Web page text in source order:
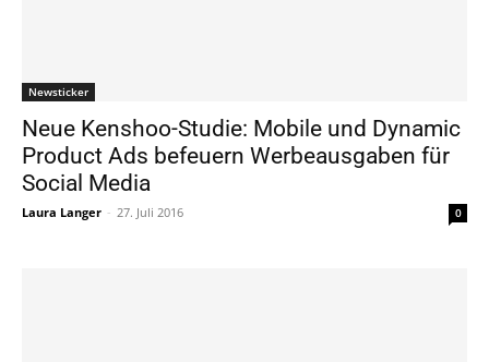
Newsticker
Neue Kenshoo-Studie: Mobile und Dynamic
Product Ads befeuern Werbeausgaben für
Social Media
Laura Langer - 27. Juli 2016 0